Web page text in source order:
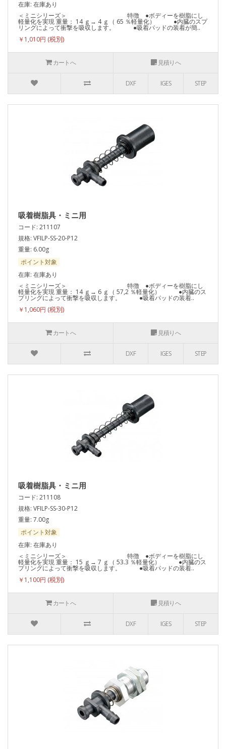
在庫: 在庫あり
＜ミニシリーズ＞ 特徴 ●ボディーを樹脂にし
軽量化を実現 重量： 14 ｇ→ 4 ｇ（ 65 ％軽量化） ●内臓のスプ
リングによって衝撃を吸収します。 ●吸着パッドの装着が簡..
￥1,010円
カートへ 見積りへ
DXF IGES STEP
吸着樹脂具・ミニ用
コード: 211107
規格: VFILP-SS-20-P12
重量: 6.00g
ポイント対象
在庫: 在庫あり
＜ミニシリーズ＞ 特徴 ●ボディーを樹脂にし
軽量化を実現 重量： 14 ｇ→ 6 ｇ（ 57,2 ％軽量化） ●内臓のス
プリングによって衝撃を吸収します。 ●吸着パッドの装着..
￥1,060円
カートへ 見積りへ
DXF IGES STEP
吸着樹脂具・ミニ用
コード: 211108
規格: VFILP-SS-30-P12
重量: 7.00g
ポイント対象
在庫: 在庫あり
＜ミニシリーズ＞ 特徴 ●ボディーを樹脂にし
軽量化を実現 重量： 15 ｇ→ 7 ｇ（ 53.3 ％軽量化） ●内臓のス
プリングによって衝撃を吸収します。 ●吸着パッドの装着..
￥1,100円
カートへ 見積りへ
DXF IGES STEP